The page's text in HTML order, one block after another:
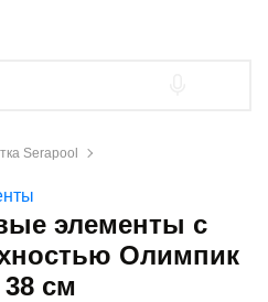
Serapool
элементы с
Олимпик
см